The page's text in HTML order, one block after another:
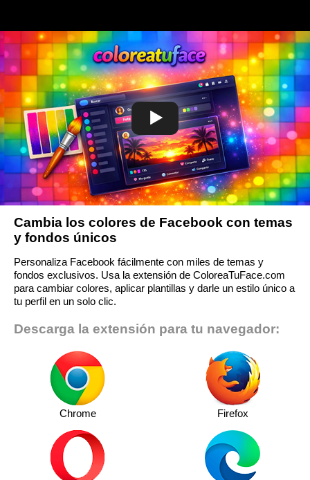
Cambia los colores de Facebook con temas
y fondos únicos
Personaliza Facebook fácilmente con miles de temas y
fondos exclusivos. Usa la extensión de ColoreaTuFace.com
para cambiar colores, aplicar plantillas y darle un estilo único a
tu perfil en un solo clic.
Descarga la extensión para tu navegador:
Chrome Firefox